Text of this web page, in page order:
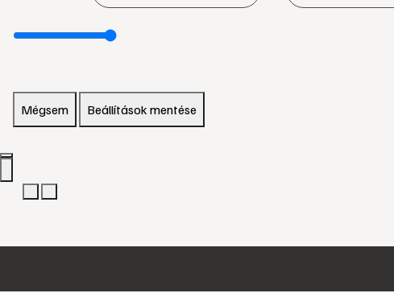
Mégsem Beállítások mentése